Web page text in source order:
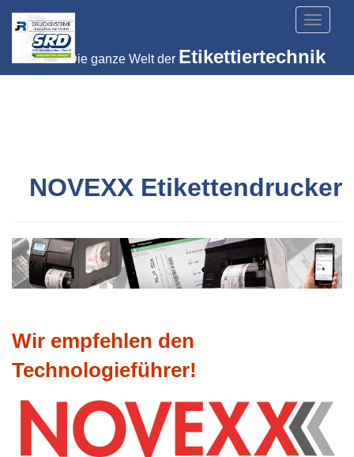
Toggle
Die ganze Welt der Etikettiertechnik
NOVEXX Etikettendrucker
Wir empfehlen den
Technologieführer!